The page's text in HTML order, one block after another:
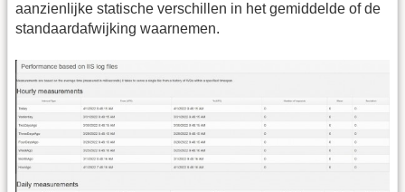
aanzienlijke statische verschillen in het gemiddelde of de
standaardafwijking waarnemen.